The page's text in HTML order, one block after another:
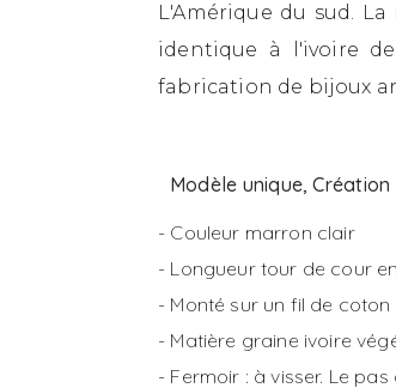
L'Amérique du sud.
identique à l'ivoire
fabrication de bijoux
Modèle unique,
- Couleur marron clair
- Longueur tour de cour
- Monté sur un fil de coton
- Matière graine ivoire
- Fermoir : à visser. Le